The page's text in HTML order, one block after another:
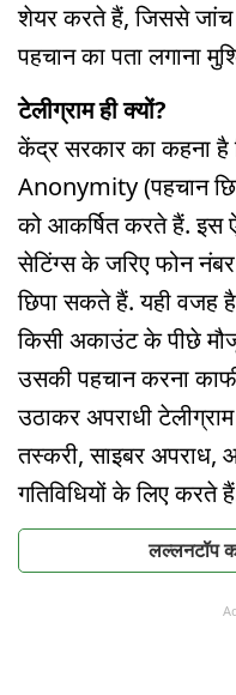
शेयर करते हैं, जिससे जांच
पहचान का पता लगाना
टेलीग्राम ही क्यों?
केंद्र सरकार का कहना है
Anonymity (पहचान
को आकर्षित करते हैं. इस
सेटिंग्स के जरिए फोन
छिपा सकते हैं. यही वजह
किसी अकाउंट के पीछे
उसकी पहचान करना
उठाकर अपराधी
तस्करी, साइबर अपराध,
गतिविधियों के लिए करते
लल्लनटॉप